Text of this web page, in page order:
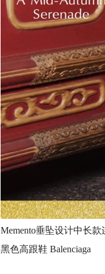
Memento垂坠设计中长款
黑色高跟鞋 Balenciaga